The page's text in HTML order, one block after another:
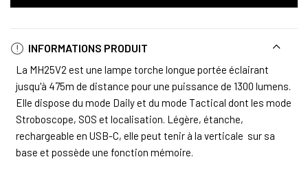
INFORMATIONS PRODUIT
La MH25V2 est une lampe torche longue portée éclairant
jusqu'à 475m de distance pour une puissance de 1300 lumens.
Elle dispose du mode Daily et du mode Tactical dont les mode
Stroboscope, SOS et localisation. Légère, étanche,
rechargeable en USB-C, elle peut tenir à la verticale sur sa
base et possède une fonction mémoire.